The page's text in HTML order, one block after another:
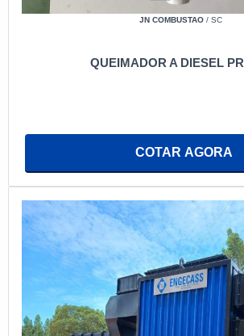
JN COMBUSTAO/ SC
QUEIMADOR A DIESEL
COTAR AGORA